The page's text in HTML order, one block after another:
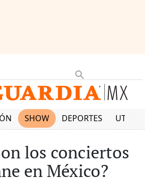
SHOW DEPORTES
los conciertos
en México?